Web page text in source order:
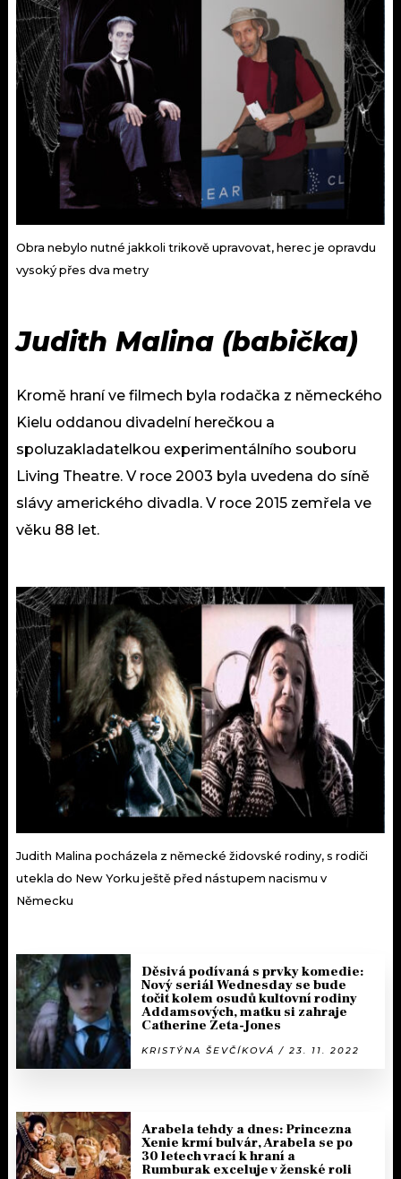
Obra nebylo nutné jakkoli trikově upravovat, herec je opravdu
vysoký přes dva metry
Judith Malina (babička)
Kromě hraní ve filmech byla rodačka z německého
Kielu oddanou divadelní herečkou a
spoluzakladatelkou experimentálního souboru
Living Theatre. V roce 2003 byla uvedena do síně
slávy amerického divadla. V roce 2015 zemřela ve
věku 88 let.
Judith Malina pocházela z německé židovské rodiny, s rodiči
utekla do New Yorku ještě před nástupem nacismu v
Německu
Děsivá podívaná s prvky komedie:
Nový seriál Wednesday se bude
točit kolem osudů kultovní rodiny
Addamsových, matku si zahraje
Catherine Zeta-Jones
KRISTÝNA ŠEVČÍKOVÁ / 23. 11. 2022
Arabela tehdy a dnes: Princezna
Xenie krmí bulvár, Arabela se po
30 letech vrací k hraní a
Rumburak exceluje v ženské roli